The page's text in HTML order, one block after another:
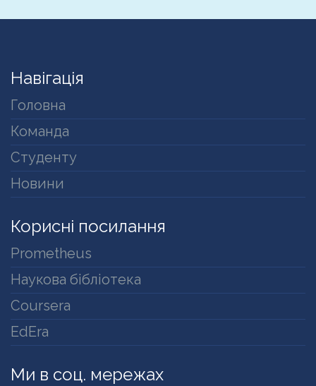
Навігація
Головна
Команда
Студенту
Новини
Корисні посилання
Prometheus
Наукова бібліотека
Coursera
EdEra
Ми в соц. мережах